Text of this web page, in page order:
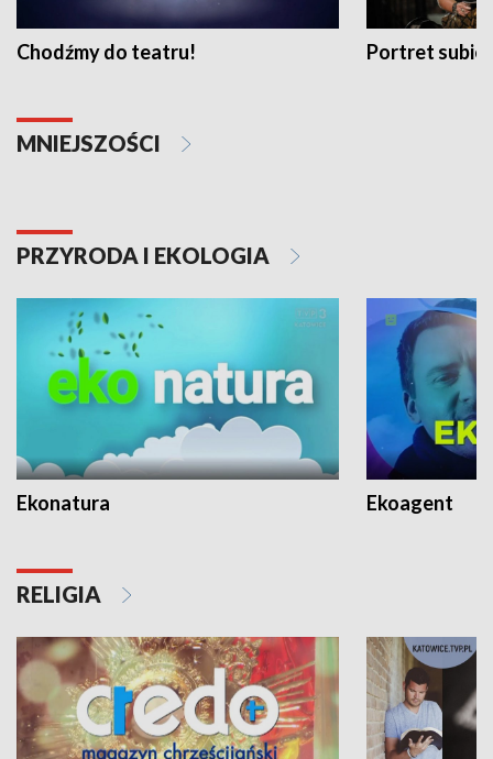
Chodźmy do teatru! Portret
MNIEJSZOŚCI
PRZYRODA I EKOLOGIA
Ekonatura Ekoagent
RELIGIA